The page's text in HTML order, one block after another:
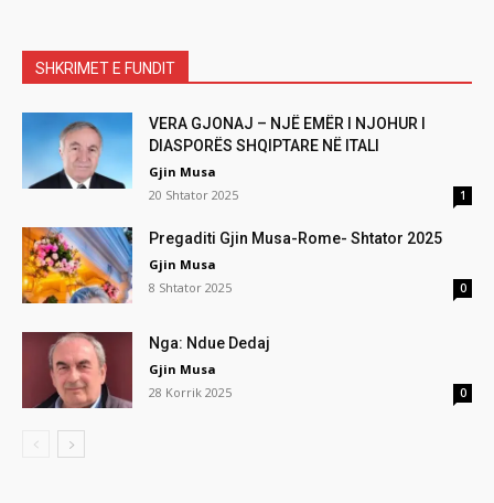
SHKRIMET E FUNDIT
VERA GJONAJ – NJË EMËR I NJOHUR I
DIASPORËS SHQIPTARE NË ITALI
Gjin Musa
20 Shtator 2025
1
Pregaditi Gjin Musa-Rome- Shtator 2025
Gjin Musa
8 Shtator 2025
0
Nga: Ndue Dedaj
Gjin Musa
28 Korrik 2025
0